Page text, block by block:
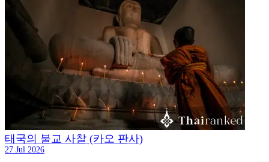
태국의 불교 사찰 (카오 판사)
27 Jul 2026